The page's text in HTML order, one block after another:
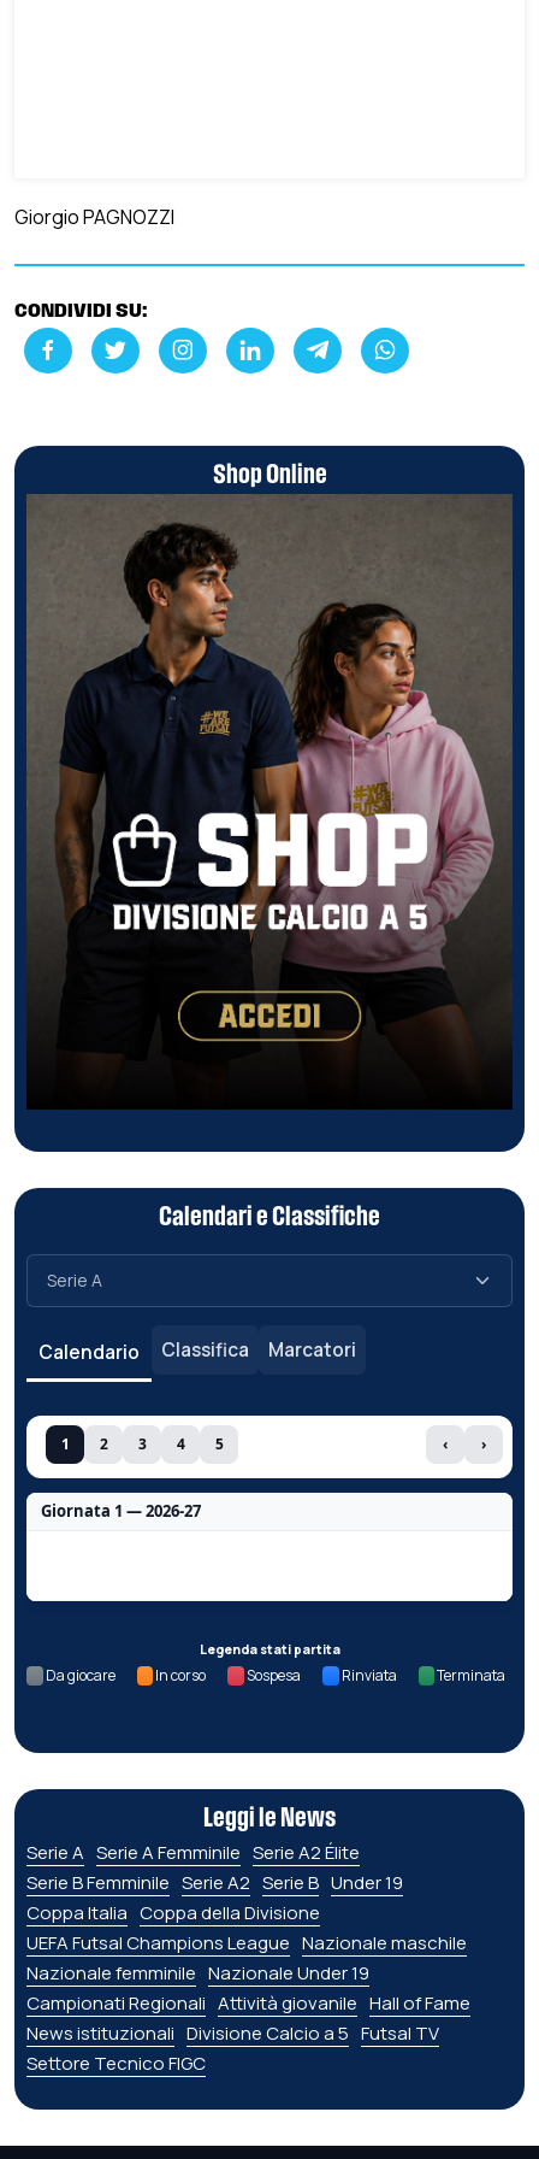
Giorgio PAGNOZZI
CONDIVIDI SU:
Shop Online
Calendari e Classifiche
Calendario Classifica Marcatori
1 2 3 4 5 ‹ ›
Giornata 1 — 2026-27
Legenda stati partita
Da giocare In corso Sospesa Rinviata Terminata
Leggi le News
Serie A Serie A Femminile Serie A2 Élite
Serie B Femminile Serie A2 Serie B Under 19
Coppa Italia Coppa della Divisione
UEFA Futsal Champions League Nazionale maschile
Nazionale femminile Nazionale Under 19
Campionati Regionali Attività giovanile Hall of Fame
News istituzionali Divisione Calcio a 5 Futsal TV
Settore Tecnico FIGC